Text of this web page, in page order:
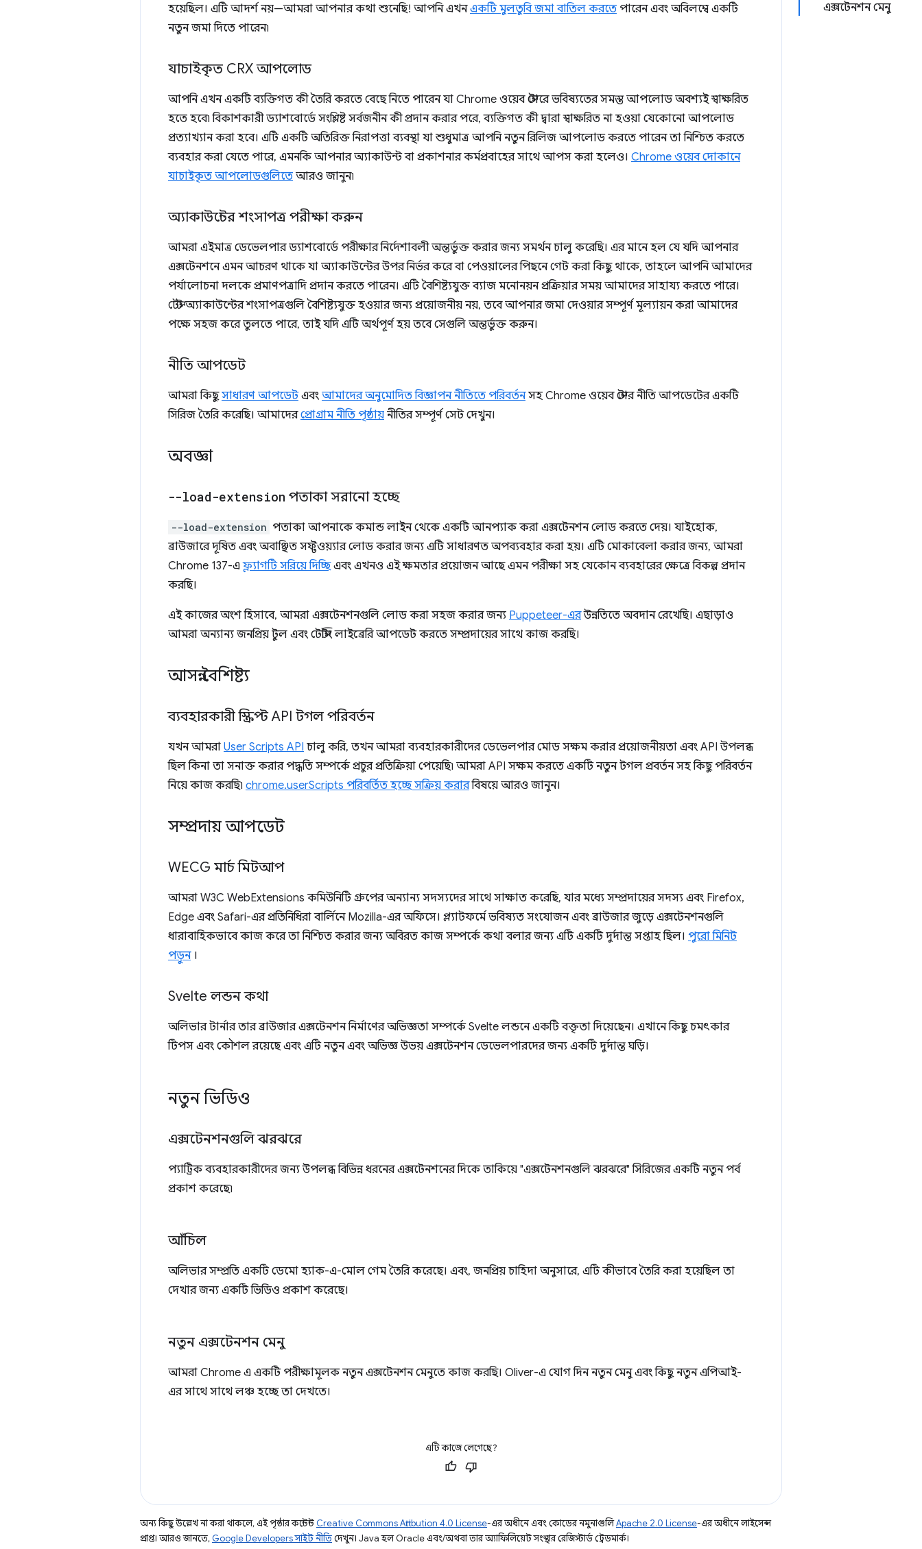
এক্সটেনশন মেনু
হয়েছিল। এটি আদর্শ নয়—আমরা আপনার কথা শুনেছি! আপনি এখনএকটি মুলতুবি জমা বাতিল করতে পারেন এবং অবিলম্বে একটি
নতুন জমা দিতে পারেন৷
যাচাইকৃত CRX আপলোড
আপনি এখন একটি ব্যক্তিগত কী তৈরি করতে বেছে নিতে পারেন যা Chrome ওয়েব স্টোরে ভবিষ্যতের সমস্ত আপলোড অবশ্যই স্বাক্ষরিত
হতে হবে৷ বিকাশকারী ড্যাশবোর্ডে সংশ্লিষ্ট সর্বজনীন কী প্রদান করার পরে, ব্যক্তিগত কী দ্বারা স্বাক্ষরিত না হওয়া যেকোনো আপলোড
প্রত্যাখ্যান করা হবে। এটি একটি অতিরিক্ত নিরাপত্তা ব্যবস্থা যা শুধুমাত্র আপনি নতুন রিলিজ আপলোড করতে পারেন তা নিশ্চিত করতে
ব্যবহার করা যেতে পারে, এমনকি আপনার অ্যাকাউন্ট বা প্রকাশনার কর্মপ্রবাহের সাথে আপস করা হলেও। Chrome ওয়েব দোকানে
যাচাইকৃত আপলোডগুলিতে আরও জানুন৷
অ্যাকাউন্টের শংসাপত্র পরীক্ষা করুন
আমরা এইমাত্র ডেভেলপার ড্যাশবোর্ডে পরীক্ষার নির্দেশাবলী অন্তর্ভুক্ত করার জন্য সমর্থন চালু করেছি। এর মানে হল যে যদি আপনার
এক্সটেনশনে এমন আচরণ থাকে যা অ্যাকাউন্টের উপর নির্ভর করে বা পেওয়ালের পিছনে গেট করা কিছু থাকে, তাহলে আপনি আমাদের
পর্যালোচনা দলকে প্রমাণপত্রাদি প্রদান করতে পারেন। এটি বৈশিষ্ট্যযুক্ত ব্যাজ মনোনয়ন প্রক্রিয়ার সময় আমাদের সাহায্য করতে পারে।
টেস্ট অ্যাকাউন্টের শংসাপত্রগুলি বৈশিষ্ট্যযুক্ত হওয়ার জন্য প্রয়োজনীয় নয়, তবে আপনার জমা দেওয়ার সম্পূর্ণ মূল্যায়ন করা আমাদের
পক্ষে সহজ করে তুলতে পারে, তাই যদি এটি অর্থপূর্ণ হয় তবে সেগুলি অন্তর্ভুক্ত করুন।
নীতি আপডেট
আমরা কিছুসাধারণ আপডেটএবং আমাদের অনুমোদিত বিজ্ঞাপন নীতিতে পরিবর্তনসহ Chrome ওয়েব স্টোর নীতি আপডেটের একটি
সিরিজ তৈরি করেছি। আমাদেরপ্রোগ্রাম নীতি পৃষ্ঠায় নীতির সম্পূর্ণ সেট দেখুন।
অবজ্ঞা
--load-extension পতাকা সরানো হচ্ছে
--load-extension পতাকা আপনাকে কমান্ড লাইন থেকে একটি আনপ্যাক করা এক্সটেনশন লোড করতে দেয়। যাইহোক,
ব্রাউজারে দূষিত এবং অবাঞ্ছিত সফ্টওয়্যার লোড করার জন্য এটি সাধারণত অপব্যবহার করা হয়। এটি মোকাবেলা করার জন্য, আমরা
Chrome 137-এফ্ল্যাগটি সরিয়ে দিচ্ছিএবং এখনও এই ক্ষমতার প্রয়োজন আছে এমন পরীক্ষা সহ যেকোন ব্যবহারের ক্ষেত্রে বিকল্প প্রদান
করছি।
এই কাজের অংশ হিসাবে, আমরা এক্সটেনশনগুলি লোড করা সহজ করার জন্য Puppeteer-এরউন্নতিতে অবদান রেখেছি। এছাড়াও
আমরা অন্যান্য জনপ্রিয় টুল এবং টেস্টিং লাইব্রেরি আপডেট করতে সম্প্রদায়ের সাথে কাজ করছি।
আসন্ন বৈশিষ্ট্য
ব্যবহারকারী স্ক্রিপ্ট API টগল পরিবর্তন
যখন আমরা User Scripts API চালু করি, তখন আমরা ব্যবহারকারীদের ডেভেলপার মোড সক্ষম করার প্রয়োজনীয়তা এবং API উপলব্ধ
ছিল কিনা তা সনাক্ত করার পদ্ধতি সম্পর্কে প্রচুর প্রতিক্রিয়া পেয়েছি৷ আমরা API সক্ষম করতে একটি নতুন টগল প্রবর্তন সহ কিছু পরিবর্তন
নিয়ে কাজ করছি৷ chrome.userScripts পরিবর্তিত হচ্ছে সক্রিয় করারবিষয়ে আরও জানুন।
সম্প্রদায় আপডেট
WECG মার্চ মিটআপ
আমরা W3C WebExtensions কমিউনিটি গ্রুপের অন্যান্য সদস্যদের সাথে সাক্ষাত করেছি, যার মধ্যে সম্প্রদায়ের সদস্য এবং Firefox,
Edge এবং Safari-এর প্রতিনিধিরা বার্লিনে Mozilla-এর অফিসে। প্ল্যাটফর্মে ভবিষ্যত সংযোজন এবং ব্রাউজার জুড়ে এক্সটেনশনগুলি
ধারাবাহিকভাবে কাজ করে তা নিশ্চিত করার জন্য অবিরত কাজ সম্পর্কে কথা বলার জন্য এটি একটি দুর্দান্ত সপ্তাহ ছিল। পুরো মিনিট
পড়ুন।
Svelte লন্ডন কথা
অলিভার টার্নার তার ব্রাউজার এক্সটেনশন নির্মাণের অভিজ্ঞতা সম্পর্কে Svelte লন্ডনে একটি বক্তৃতা দিয়েছেন। এখানে কিছু চমৎকার
টিপস এবং কৌশল রয়েছে এবং এটি নতুন এবং অভিজ্ঞ উভয় এক্সটেনশন ডেভেলপারদের জন্য একটি দুর্দান্ত ঘড়ি।
নতুন ভিডিও
এক্সটেনশনগুলি ঝরঝরে
প্যাট্রিক ব্যবহারকারীদের জন্য উপলব্ধ বিভিন্ন ধরনের এক্সটেনশনের দিকে তাকিয়ে "এক্সটেনশনগুলি ঝরঝরে" সিরিজের একটি নতুন পর্ব
প্রকাশ করেছে৷
আঁচিল
অলিভার সম্প্রতি একটি ডেমো হ্যাক-এ-মোল গেম তৈরি করেছে। এবং, জনপ্রিয় চাহিদা অনুসারে, এটি কীভাবে তৈরি করা হয়েছিল তা
দেখার জন্য একটি ভিডিও প্রকাশ করেছে।
নতুন এক্সটেনশন মেনু
আমরা Chrome এ একটি পরীক্ষামূলক নতুন এক্সটেনশন মেনুতে কাজ করছি। Oliver-এ যোগ দিন নতুন মেনু এবং কিছু নতুন এপিআই-
এর সাথে সাথে লঞ্চ হচ্ছে তা দেখতে।
এটি কাজে লেগেছে?
অন্য কিছু উল্লেখ না করা থাকলে, এই পৃষ্ঠার কন্টেন্ট Creative Commons Attribution 4.0 License-এর অধীনে এবং কোডের নমুনাগুলিApache 2.0 License-এর অধীনে লাইসেন্স
প্রাপ্ত। আরও জানতে, Google Developers সাইট নীতিদেখুন। Java হল Oracle এবং/অথবা তার অ্যাফিলিয়েট সংস্থার রেজিস্টার্ড ট্রেডমার্ক।